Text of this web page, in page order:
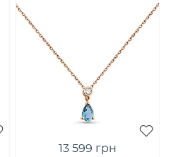
13 599 грн